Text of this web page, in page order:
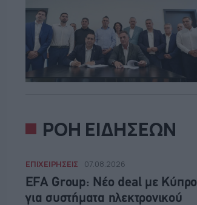
ΡΟΗ ΕΙΔΗΣΕΩΝ
ΕΠΙΧΕΙΡΗΣΕΙΣ 07.08.2026
EFA Group: Νέο deal με Κύπρο
για συστήματα ηλεκτρονικού